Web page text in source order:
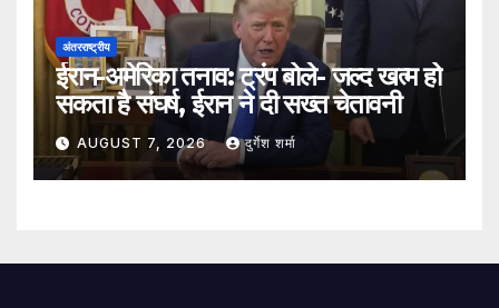
अंतरराष्ट्रीय
ईरान-अमेरिका तनाव: ट्रंप बोले- जल्द खत्म हो
सकता है संघर्ष, ईरान ने दी सख्त चेतावनी
AUGUST 7, 2026 दुर्गेश शर्मा